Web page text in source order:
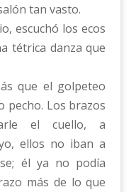
tan vasto.
escuchó los ecos
tétrica danza que
que el golpeteo
pecho. Los brazos
el cuello, a
ellos no iban a
él ya no podía
más de lo que